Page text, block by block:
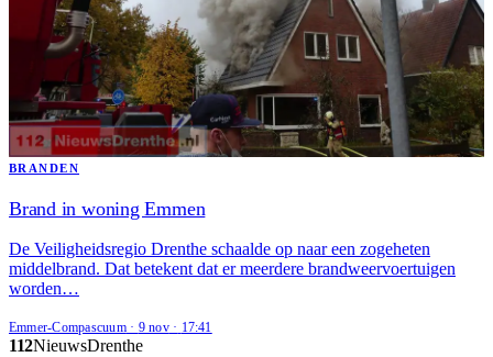
BRANDEN
Brand in woning Emmen
De Veiligheidsregio Drenthe schaalde op naar een zogeheten
middelbrand. Dat betekent dat er meerdere brandweervoertuigen
worden…
Emmer-Compascuum· 9 nov· 17:41
112NieuwsDrenthe